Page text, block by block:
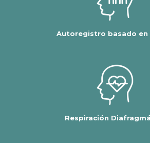
Autoregistro basado en
Respiración